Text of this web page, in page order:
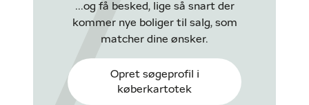
...og få besked, lige så snart der
kommer nye boliger til salg, som
matcher dine ønsker.
Opret søgeprofil i
køberkartotek